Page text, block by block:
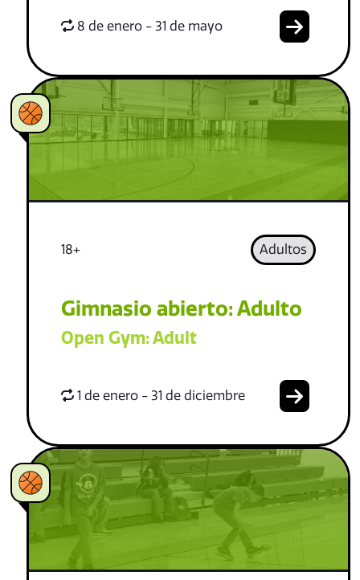
8 de enero - 31 de mayo
18+ Adultos
Gimnasio abierto: Adulto
Open Gym: Adult
1 de enero - 31 de diciembre